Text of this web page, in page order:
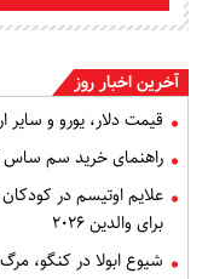
آخرین اخبار روز
قیمت دلار، یورو و سایر ارزها امروز
راهنمای خرید سم ساس
علایم اوتیسم در
برای والدین ۲۰۲۶
شیوع ابولا در کنگو،